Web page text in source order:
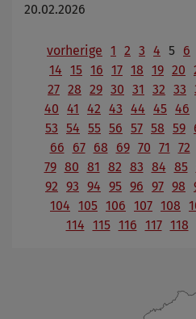
20.02.2026
vorherige 1 2 3 4 5 6
14 15 16 17 18 19 20
27 28 29 30 31 32 33
40 41 42 43 44 45 46
53 54 55 56 57 58 59
66
67 68 69 70 71 72
79 80 81 82 83 84 85
92 93 94 95 96 97 98
104 105 106 107 108
114 115 116 117 118